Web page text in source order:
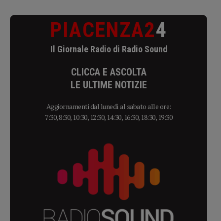
PIACENZA24
Il Giornale Radio di Radio Sound
CLICCA E ASCOLTA
LE ULTIME NOTIZIE
Aggiornamenti dal lunedì al sabato alle ore:
7:30, 8:30, 10:30, 12:30, 14:30, 16:30, 18:30, 19:30